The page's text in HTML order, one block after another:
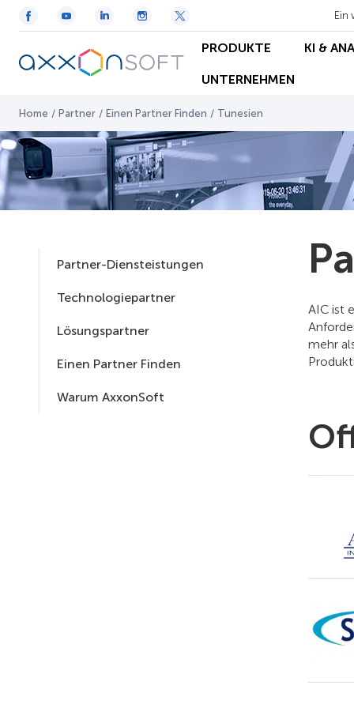
Ein
PRODUKTE KI &
UNTERNEHMEN
Home / Partner / Einen Partner Finden / Tunesien
Partner-Diensteistungen
Technologiepartner
Lösungspartner
Einen Partner Finden
Warum AxxonSoft
AIC ist
mehr